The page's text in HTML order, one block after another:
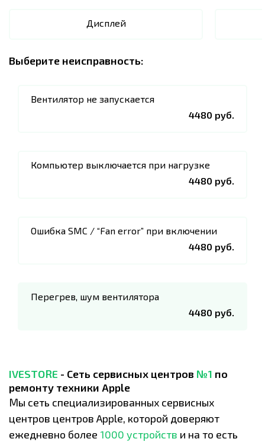
Дисплей
Выберите неисправность:
Вентилятор не запускается
4480 руб.
Компьютер выключается при нагрузке
4480 руб.
Ошибка SMC / “Fan error” при включении
4480 руб.
Перегрев, шум вентилятора
4480 руб.
IVESTORE - Сеть сервисных центров №1 по
ремонту техники Apple
Мы сеть специализированных сервисных
центров центров Apple, которой доверяют
ежедневно более 1000 устройств и на то есть